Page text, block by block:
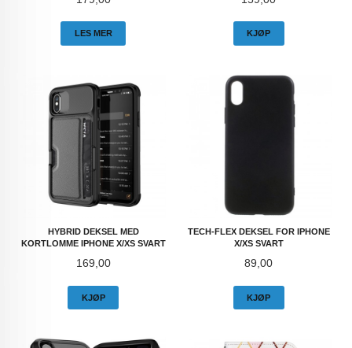
LES MER KJØP
HYBRID DEKSEL MED
KORTLOMME IPHONE X/XS SVART
Pris
169,00
KJØP
TECH-FLEX DEKSEL FOR IPHONE
X/XS SVART
Pris
89,00
KJØP